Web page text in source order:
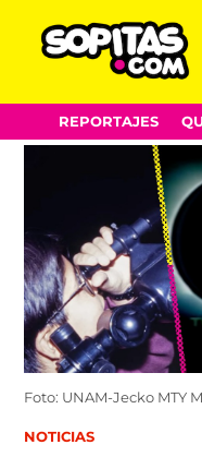
Skip
to
REPORTAJES
Foto: UNAM-Jecko MTY
POSTED
NOTICIAS